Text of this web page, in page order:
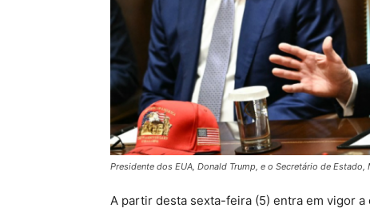
Presidente dos EUA, Donald Trump, e o Secretário de Estado,
A partir desta sexta-feira (5) entra em vigor